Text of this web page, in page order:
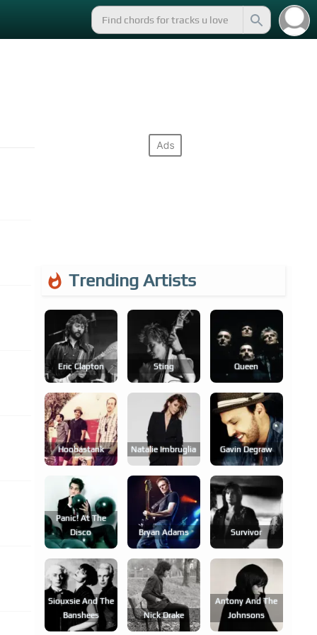
Trending Artists
Eric Clapton Sting Queen
Hoobastank Natalie Imbruglia Gavin Degraw
Panic! At The
Disco
Bryan Adams Survivor
Siouxsie And The
Banshees
Nick Drake
Antony And The
Johnsons